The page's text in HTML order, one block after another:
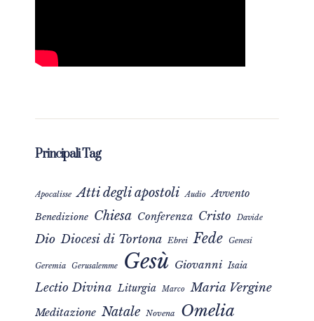
Principali Tag
Apocalisse Atti degli apostoli Audio Avvento
Benedizione Chiesa Conferenza Cristo Davide
Dio Diocesi di Tortona Ebrei Fede Genesi
Geremia Gerusalemme Gesù Giovanni Isaia
Lectio Divina Liturgia Marco Maria Vergine
Meditazione Natale Novena Omelia